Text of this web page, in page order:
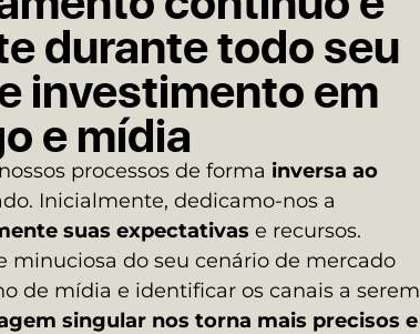
durante todo seu
investimento em
e mídia
processos de forma inversa ao
Inicialmente, dedicamo-nos a
suas expectativas e recursos.
minuciosa do seu cenário de mercado
de mídia e identificar os canais a serem
singular nos torna mais precisos e